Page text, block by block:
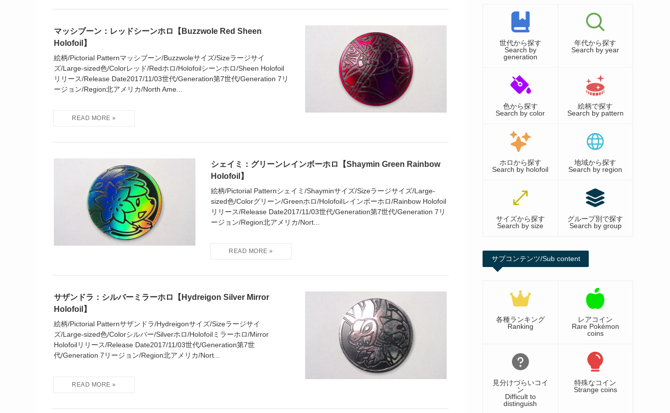
マッシブーン：レッドシーンホロ【Buzzwole Red Sheen
Holofoil】
絵柄/Pictorial Patternマッシブーン/Buzzwoleサイズ/Sizeラージサイ
ズ/Large-sized色/Colorレッド/Redホロ/Holofoilシーンホロ/Sheen Holofoil
リリース/Release Date2017/11/03世代/Generation第7世代/Generation 7リ
ージョン/Region北アメリカ/North Ame...
シェイミ：グリーンレインボーホロ【Shaymin Green Rainbow
Holofoil】
絵柄/Pictorial Patternシェイミ/Shayminサイズ/Sizeラージサイズ/Large-
sized色/Colorグリーン/Greenホロ/Holofoilレインボーホロ/Rainbow Holofoil
リリース/Release Date2017/11/03世代/Generation第7世代/Generation 7リ
ージョン/Region北アメリカ/Nort...
サザンドラ：シルバーミラーホロ【Hydreigon Silver Mirror
Holofoil】
絵柄/Pictorial Patternサザンドラ/Hydreigonサイズ/Sizeラージサイ
ズ/Large-sized色/Colorシルバー/Silverホロ/Holofoilミラーホロ/Mirror
Holofoilリリース/Release Date2017/11/03世代/Generation第7世
代/Generation 7リージョン/Region北アメリカ/Nort...
世代から探す
Search by
generation
年代から探す
Search by year
色から探す
Search by color
絵柄で探す
Search by pattern
ホロから探す
Search by holofoil
地域から探す
Search by region
サイズから探す
Search by size
グループ別で探す
Search by group
サブコンテンツ/Sub content
各種ランキング
Ranking
レアコイン
Rare Pokémon
coins
見分けづらいコイ
ン
Difficult to
distinguish
特殊なコイン
Strange coins